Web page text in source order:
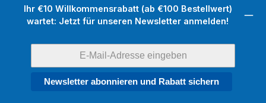
Ihr €10 Willkommensrabatt (ab €100 Bestellwert)
wartet: Jetzt für unseren Newsletter anmelden!
Newsletter abonnieren und Rabatt sichern